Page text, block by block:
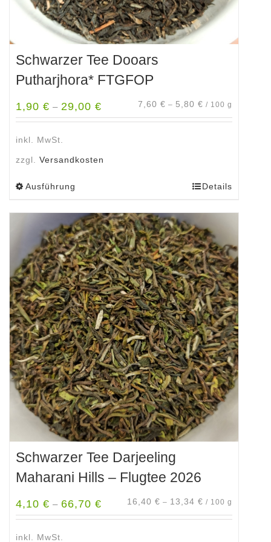
Schwarzer Tee Dooars
Putharjhora* FTGFOP
1,90 € – 29,00 € 7,60 € – 5,80 € / 100 g
inkl. MwSt.
zzgl. Versandkosten
Ausführung
weist
mehrere
Varianten
auf.
Die
Optionen
können
auf
der
Produktseite
gewählt
werden
Details
Schwarzer Tee Darjeeling
Maharani Hills – Flugtee 2026
4,10 € – 66,70 € 16,40 € – 13,34 € / 100 g
inkl. MwSt.